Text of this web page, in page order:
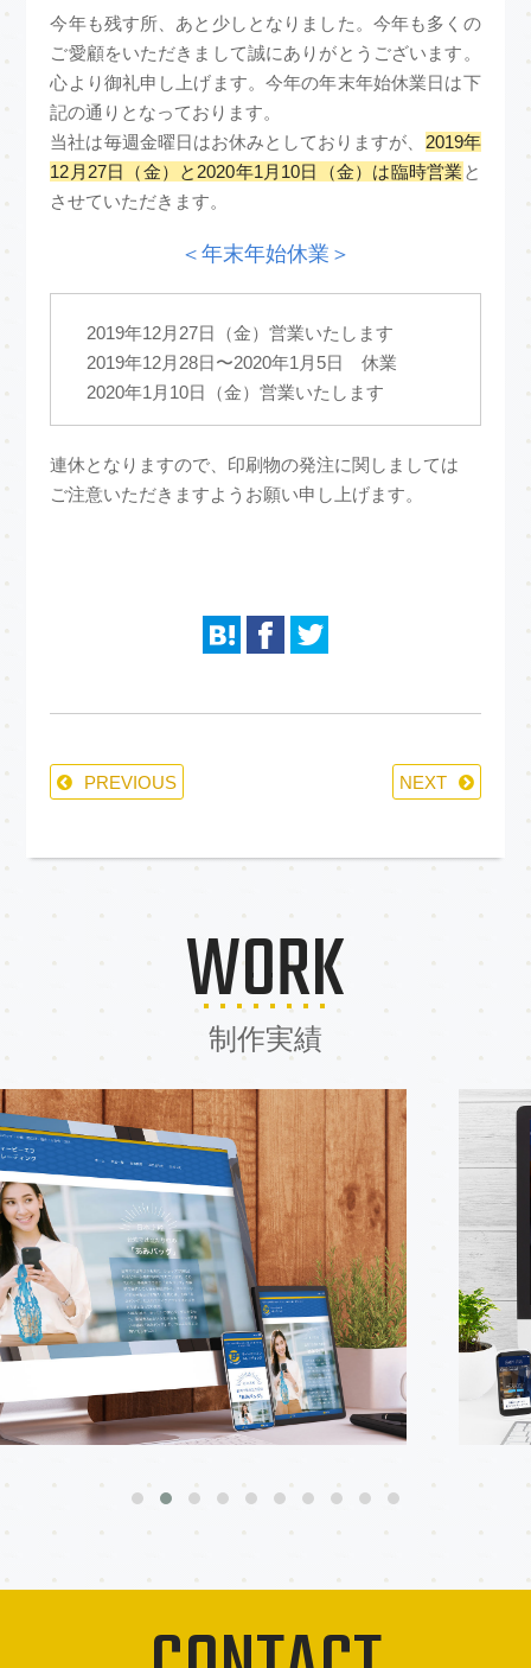
今年も残す所、あと少しとなりました。今年も多くの
ご愛顧をいただきまして誠にありがとうございます。
心より御礼申し上げます。今年の年末年始休業日は下
記の通りとなっております。
当社は毎週金曜日はお休みとしておりますが、 2019年
12月27日（金）と2020年1月10日（金）は臨時営業 と
させていただきます。
＜年末年始休業＞
2019年12月27日（金）営業いたします
2019年12月28日〜2020年1月5日 休業
2020年1月10日（金）営業いたします
連休となりますので、印刷物の発注に関しましては
ご注意いただきますようお願い申し上げます。
PREVIOUS NEXT
WORK
制作実績